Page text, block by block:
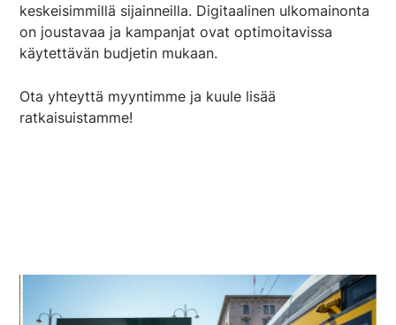
keskeisimmillä sijainneilla. Digitaalinen ulkomainonta
on joustavaa ja kampanjat ovat optimoitavissa
käytettävän budjetin mukaan.
Ota yhteyttä myyntimme ja kuule lisää
ratkaisuistamme!